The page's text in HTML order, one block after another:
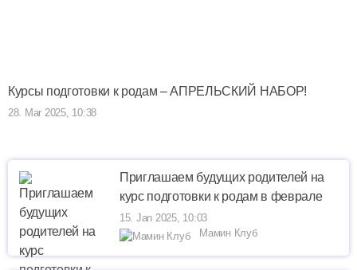
Курсы подготовки к родам – АПРЕЛЬСКИЙ НАБОР!
28. Mar 2025, 10:38
Приглашаем будущих родителей на
курс подготовки к родам в феврале
15. Jan 2025, 10:03
Мамин Клуб